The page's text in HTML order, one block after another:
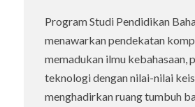
Program Studi Pendidikan
menawarkan pendekatan
memadukan ilmu kebahasaan,
teknologi dengan nilai-nilai
menghadirkan ruang tumbuh